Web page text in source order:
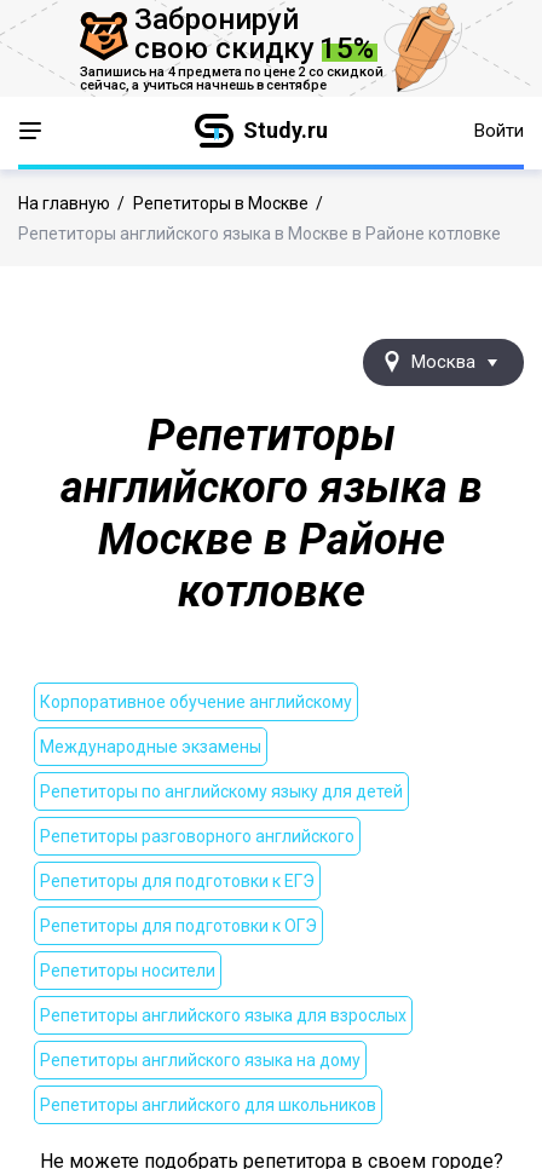
Забронируй
свою скидку 15%
Запишись на 4 предмета по цене 2 со скидкой
сейчас, а учиться начнешь в сентябре
Study.ru Войти
На главную / Репетиторы в Москве /
Репетиторы английского языка в Москве в Районе котловке
Репетиторы
английского языка в
Москве в Районе
котловке
Москва
Корпоративное обучение английскому
Международные экзамены
Репетиторы по английскому языку для детей
Репетиторы разговорного английского
Репетиторы для подготовки к ЕГЭ
Репетиторы для подготовки к ОГЭ
Репетиторы носители
Репетиторы английского языка для взрослых
Репетиторы английского языка на дому
Репетиторы английского для школьников
Не можете подобрать репетитора в своем городе?